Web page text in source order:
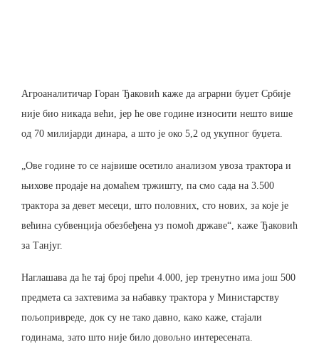
Агроаналитичар Горан Ђаковић каже да аграрни буџет Србије
није био никада већи, јер ће ове године износити нешто више
од 70 милијарди динара, а што је око 5,2 од укупног буџета.
„Ове године то се највише осетило анализом увоза трактора и
њихове продаје на домаћем тржишту, па смо сада на 3.500
трактора за девет месеци, што половних, сто нових, за које је
већина субвенција обезбеђена уз помоћ државе“, каже Ђаковић
за Танјуг.
Наглашава да ће тај број прећи 4.000, јер тренутно има још 500
предмета са захтевима за набавку трактора у Министарству
пољопривреде, док су не тако давно, како каже, стајали
годинама, зато што није било довољно интересената.